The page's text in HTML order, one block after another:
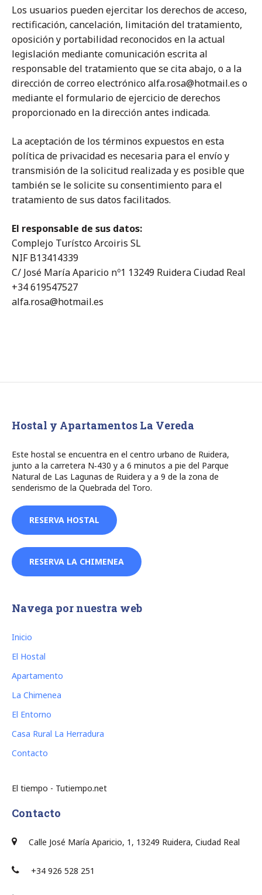
Los usuarios pueden ejercitar los derechos de acceso,
rectificación, cancelación, limitación del tratamiento,
oposición y portabilidad reconocidos en la actual
legislación mediante comunicación escrita al
responsable del tratamiento que se cita abajo, o a la
dirección de correo electrónicoalfa.rosa@hotmail.es o
mediante el formulario de ejercicio de derechos
proporcionado en la dirección antes indicada.
La aceptación de los términos expuestos en esta
política de privacidad es necesaria para el envío y
transmisión de la solicitud realizada y es posible que
también se le solicite su consentimiento para el
tratamiento de sus datos facilitados.
El responsable de sus datos:
Complejo Turístco Arcoiris SL
NIF B13414339
C/ José María Aparicio nº1 13249 Ruidera Ciudad Real
+34 619547527
alfa.rosa@hotmail.es
Hostal y Apartamentos La Vereda
Este hostal se encuentra en el centro urbano de Ruidera,
junto a la carretera N‑430 y a 6 minutos a pie del Parque
Natural de Las Lagunas de Ruidera y a 9 de la zona de
senderismo de la Quebrada del Toro.
RESERVA HOSTAL
RESERVA LA CHIMENEA
Navega por nuestra web
Inicio
El Hostal
Apartamento
La Chimenea
El Entorno
Casa Rural La Herradura
Contacto
El tiempo - Tutiempo.net
Contacto
Calle José María Aparicio, 1, 13249 Ruidera, Ciudad Real
+34 926 528 251